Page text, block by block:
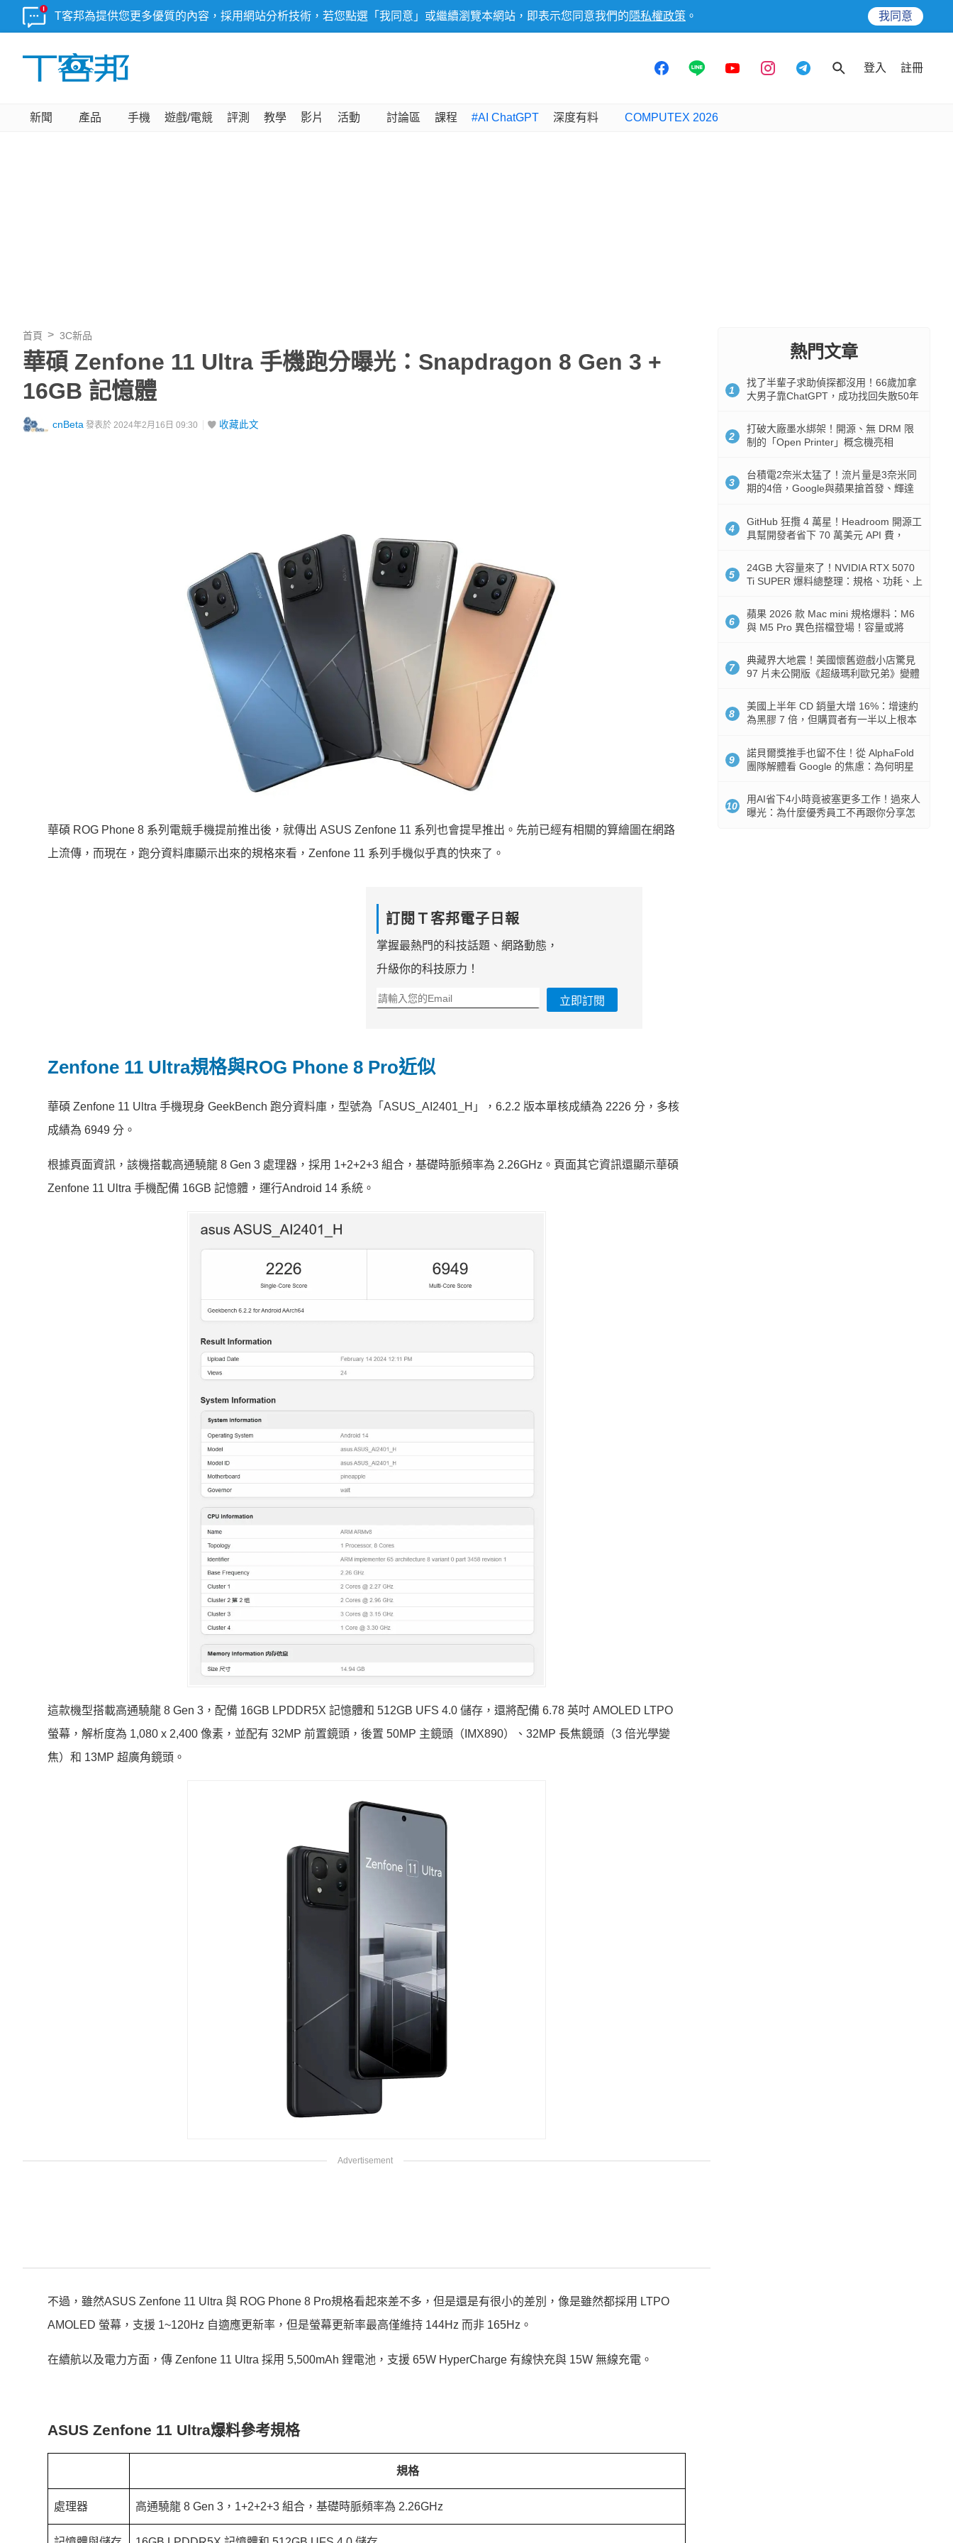
T客邦為提供您更多優質的內容，採用網站分析技術，若您點選「我同意」或繼續瀏覽本網站，即表示您同意我們的 隱私權政策 。 我同意
登入 註冊
新聞 產品 手機 遊戲/電競 評測 教學 影片 活動 討論區 課程 #AI ChatGPT 深度有料 COMPUTEX 2026
首頁 3C新品
華碩 Zenfone 11 Ultra 手機跑分曝光：Snapdragon 8 Gen 3 +
16GB 記憶體
cnBeta 發表於 2024年2月16日 09:30 收藏此文
華碩 ROG Phone 8 系列電競手機提前推出後，就傳出 ASUS Zenfone 11 系列也會提早推出。先前已經有相關的算繪圖在網路
上流傳，而現在，跑分資料庫顯示出來的規格來看，Zenfone 11 系列手機似乎真的快來了。
訂閱Ｔ客邦電子日報
掌握最熱門的科技話題、網路動態，
升級你的科技原力！
立即訂閱
Zenfone 11 Ultra規格與ROG Phone 8 Pro近似
華碩 Zenfone 11 Ultra 手機現身 GeekBench 跑分資料庫，型號為「ASUS_AI2401_H」，6.2.2 版本單核成績為 2226 分，多核
成績為 6949 分。
根據頁面資訊，該機搭載高通驍龍 8 Gen 3 處理器，採用 1+2+2+3 組合，基礎時脈頻率為 2.26GHz。頁面其它資訊還顯示華碩
Zenfone 11 Ultra 手機配備 16GB 記憶體，運行Android 14 系統。
這款機型搭載高通驍龍 8 Gen 3，配備 16GB LPDDR5X 記憶體和 512GB UFS 4.0 儲存，還將配備 6.78 英吋 AMOLED LTPO
螢幕，解析度為 1,080 x 2,400 像素，並配有 32MP 前置鏡頭，後置 50MP 主鏡頭（IMX890）、32MP 長焦鏡頭（3 倍光學變
焦）和 13MP 超廣角鏡頭。
不過，雖然ASUS Zenfone 11 Ultra 與 ROG Phone 8 Pro規格看起來差不多，但是還是有很小的差別，像是雖然都採用 LTPO
AMOLED 螢幕，支援 1~120Hz 自適應更新率，但是螢幕更新率最高僅維持 144Hz 而非 165Hz。
在續航以及電力方面，傳 Zenfone 11 Ultra 採用 5,500mAh 鋰電池，支援 65W HyperCharge 有線快充與 15W 無線充電。
ASUS Zenfone 11 Ultra爆料參考規格
規格
處理器 高通驍龍 8 Gen 3，1+2+2+3 組合，基礎時脈頻率為 2.26GHz
熱門文章
1
找了半輩子求助偵探都沒用！66歲加拿
大男子靠ChatGPT，成功找回失散50年
2
打破大廠墨水綁架！開源、無 DRM 限
制的「Open Printer」概念機亮相
3
台積電2奈米太猛了！流片量是3奈米同
期的4倍，Google與蘋果搶首發、輝達
4
GitHub 狂攬 4 萬星！Headroom 開源工
具幫開發者省下 70 萬美元 API 費，
5
24GB 大容量來了！NVIDIA RTX 5070
Ti SUPER 爆料總整理：規格、功耗、上
6
蘋果 2026 款 Mac mini 規格爆料：M6
與 M5 Pro 異色搭檔登場！容量或將
7
典藏界大地震！美國懷舊遊戲小店驚見
97 片未公開版《超級瑪利歐兄弟》變體
8
美國上半年 CD 銷量大增 16%：增速約
為黑膠 7 倍，但購買者有一半以上根本
9
諾貝爾獎推手也留不住！從 AlphaFold
團隊解體看 Google 的焦慮：為何明星
10
用AI省下4小時竟被塞更多工作！過來人
曝光：為什麼優秀員工不再跟你分享怎